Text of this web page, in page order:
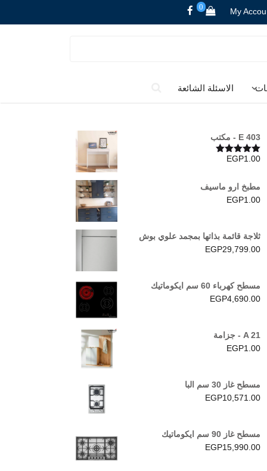
My
0
الاسئلة الشائعة
E 403 - مكتب
تم التقييم
EGP1.00
مطبخ ارو ماسيف
EGP1.00
ثلاجة قائمة بذاتها بمجمد علوي بوش
EGP29,799.00
مسطح كهرباء 60 سم ايكوماتيك
EGP4,690.00
A 21 - جزامة
EGP1.00
مسطح غاز 30 سم البا
EGP10,571.00
مسطح غاز 90 سم ايكوماتيك
EGP15,990.00